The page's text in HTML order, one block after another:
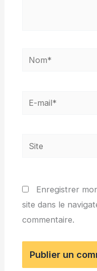
Nom*
E-
Site
Enregistrer
site dans le
commentaire.